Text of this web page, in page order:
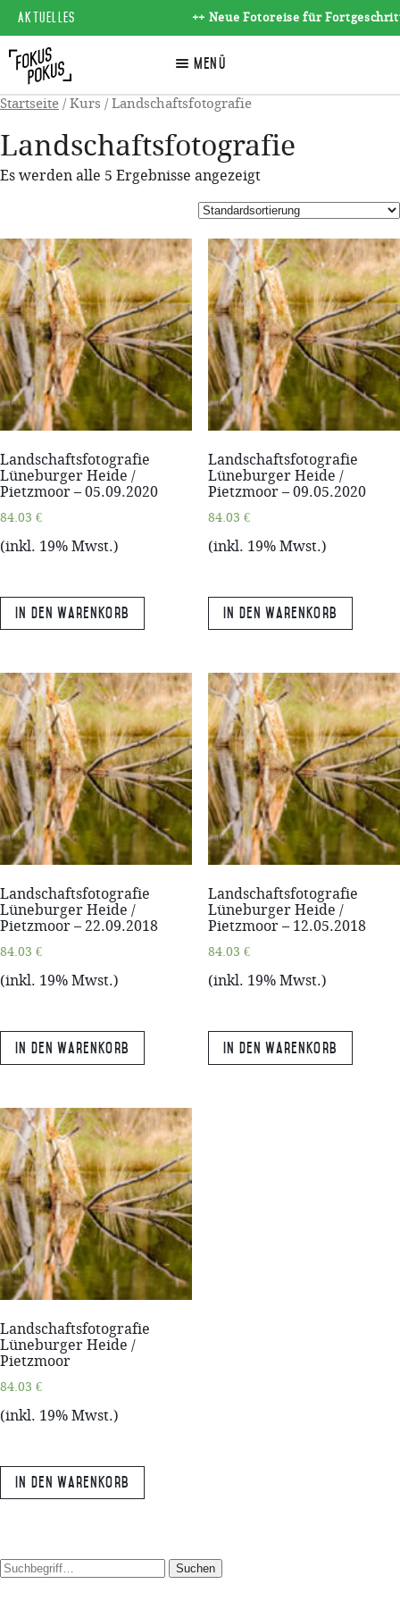
AKTUELLES ++ Neue Fotoreise für
☰ Menü
Startseite / Kurs / Landschaftsfotografie
Landschaftsfotografie
Es werden alle 5 Ergebnisse angezeigt
Landschaftsfotografie
Lüneburger Heide /
Pietzmoor – 05.09.2020
84.03 €
(inkl. 19% Mwst.)
In den Warenkorb
Landschaftsfotografie
Lüneburger Heide /
Pietzmoor – 09.05.2020
84.03 €
(inkl. 19% Mwst.)
In den Warenkorb
Landschaftsfotografie
Lüneburger Heide /
Pietzmoor – 22.09.2018
84.03 €
(inkl. 19% Mwst.)
In den Warenkorb
Landschaftsfotografie
Lüneburger Heide /
Pietzmoor – 12.05.2018
84.03 €
(inkl. 19% Mwst.)
In den Warenkorb
Landschaftsfotografie
Lüneburger Heide /
Pietzmoor
84.03 €
(inkl. 19% Mwst.)
In den Warenkorb
Suchen